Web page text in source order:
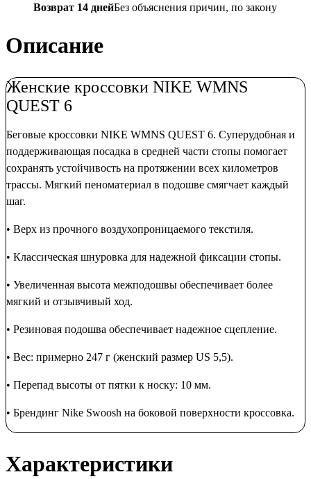
Возврат 14 днейБез объяснения причин, по закону
Описание
Женские кроссовки NIKE WMNS
QUEST 6
Беговые кроссовки NIKE WMNS QUEST 6. Суперудобная и
поддерживающая посадка в средней части стопы помогает
сохранять устойчивость на протяжении всех километров
трассы. Мягкий пеноматериал в подошве смягчает каждый
шаг.
• Верх из прочного воздухопроницаемого текстиля.
• Классическая шнуровка для надежной фиксации стопы.
• Увеличенная высота межподошвы обеспечивает более
мягкий и отзывчивый ход.
• Резиновая подошва обеспечивает надежное сцепление.
• Вес: примерно 247 г (женский размер US 5,5).
• Перепад высоты от пятки к носку: 10 мм.
• Брендинг Nike Swoosh на боковой поверхности кроссовка.
Характеристики